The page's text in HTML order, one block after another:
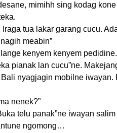
mimihh sing kodag
tua lakar garang cucu.
meabin”
kenyem kenyem pedidine.
pianak lan cucu”ne.
nyagjagin mobilne iwayan.
nenek?”
telu panak”ne iwayan
ngomong…